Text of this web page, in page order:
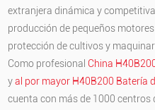
extranjera dinámica y
producción de pequeños
protección de cultivos y
Como profesionalChina
yal por mayor H40B200 Batería
cuenta con más de 1000 centros